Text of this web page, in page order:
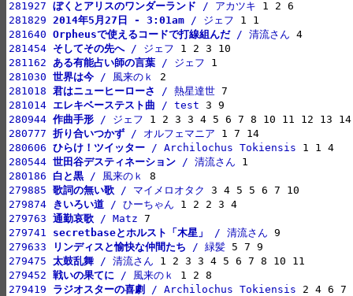
281927 ぼくとアリスのワンダーランド / アカツキ
281829 2014年5月27日 - 3:01am / ジェフ
281640 Orpheusで使えるコードで打線組んだ / 清流さん
281454 そしてその先へ / ジェフ
281162 ある有能占い師の言葉 / ジェフ
281030 世界は今 / 風来のｋ
281018 君はニューヒーローさ / 熱星達世
281014 エレキベーステスト曲 / test
280944 作曲手形 / ジェフ
280777 折り合いつかず / オルフェマニア
280606 ひらけ！ツイッター / Archilochus Tokiensis
280544 世田谷デスティネーション / 清流さん
280186 白と黒 / 風来のｋ
279885 歌詞の無い歌 / マイメロオタク
279874
きいろい道 / ひーちゃん
279763 通勤哀歌 / Matz
279741 secretbaseとホルスト「木星」 / 清流さん
279633
リンディスと愉快な仲間たち / 緑髪
279475 太鼓乱舞 / 清流さん
279452 戦いの果てに / 風来のｋ
279419 ラジオスターの喜劇
/ Archilochus Tokiensis